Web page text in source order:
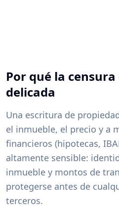
Por qué la
delicada
Una escritura de
el inmueble, el precio y a
financieros (hipotecas,
altamente sensible:
inmueble y montos de
protegerse antes de
terceros.